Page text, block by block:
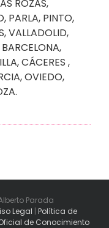
ROZAS,
, PARLA, PINTO,
,VALLADOLID,
BARCELONA,
,CÁCERES ,
OVIEDO,
.
Parada
Legal | Política de
de Conocimiento